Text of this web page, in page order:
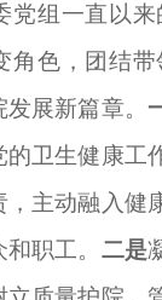
党组一直以
角色，团结
展新篇章。
的卫生健康工
，主动融入健
职工。 二是